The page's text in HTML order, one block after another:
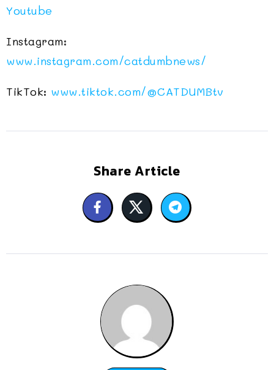
Youtube
Instagram:
www.instagram.com/catdumbnews/
TikTok: www.tiktok.com/@CATDUMBtv
Share Article